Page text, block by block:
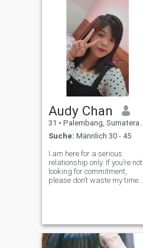
Audy Chan
31 • Palembang, Sumatera Selatan, Indonesien
Suche: Männlich 30 - 45
I am here for a serious
relationship only. If you’re not
looking for commitment,
please don’t waste my time.
games, mixed signals, and
empty promi